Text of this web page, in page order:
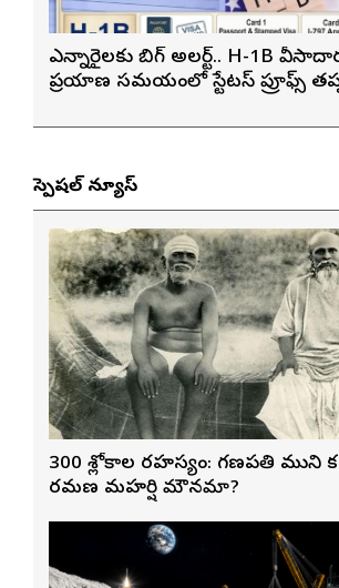
ఎన్నారైలకు బిగ్ అలర్ట్.. H-1B
ప్రయాణ సమయంలో స్టేటస్ ప్రూఫ్స్
స్పెషల్ న్యూస్
300 శ్లోకాల రహస్యం: గణపతి
రమణ మహర్షి మౌనమా?